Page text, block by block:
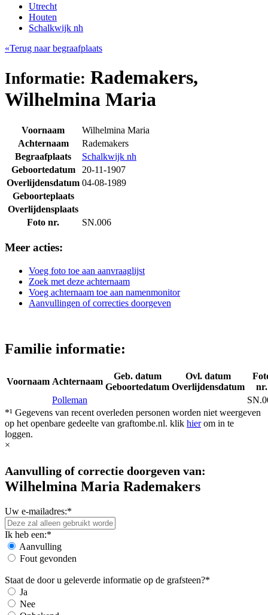
Utrecht
Houten
Schalkwijk nh
«Terug naar begraafplaats
Informatie: Rademakers,
Wilhelmina Maria
Voornaam
Wilhelmina Maria
Achternaam
Rademakers
Begraafplaats
Schalkwijk nh
Geboortedatum
20-11-1907
Overlijdensdatum 04-08-1989
Geboorteplaats
Overlijdensplaats
Foto nr.
SN.006
Meer acties:
Voeg foto toe aan aanvraaglijst
Zoek met deze achternaam
Voeg achternaam toe aan namenmonitor
Aanvullingen of correcties doorgeven
Familie informatie:
Voornaam Achternaam
Geb. datum
Geboortedatum
Ovl. datum
Overlijdensdatum
nr.
Polleman
*¹ Gegevens van recent overleden personen worden niet weergeven
op het openbare gedeelte van graftombe.nl. klik hierom in te
loggen.
×
Aanvulling of correctie doorgeven van:
Wilhelmina Maria Rademakers
Uw e-mailadres:*
Ik heb een:*
Aanvulling
Fout gevonden
Staat de door u geleverde informatie op de grafsteen?*
Ja
Nee